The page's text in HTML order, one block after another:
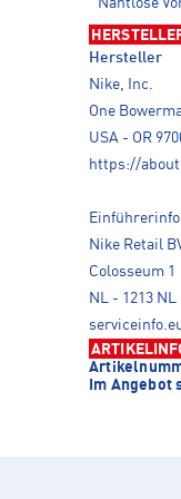
Nahtlose
Hersteller
Nike, Inc.
One
USA - OR
https://
Nike Retail
Colosseum 1
NL - 1213
Im Angebot